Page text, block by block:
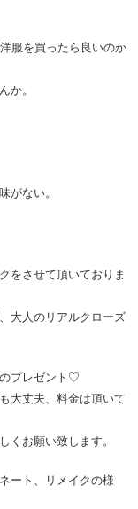
服を買ったら良いのか
か。
がない。
をさせて頂いておりま
大人のリアルクローズ
プレゼント♡
大丈夫、料金は頂いて
くお願い致します。
ート、リメイクの様